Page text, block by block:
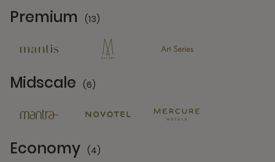
Premium (13)
Midscale (6)
Economy (4)